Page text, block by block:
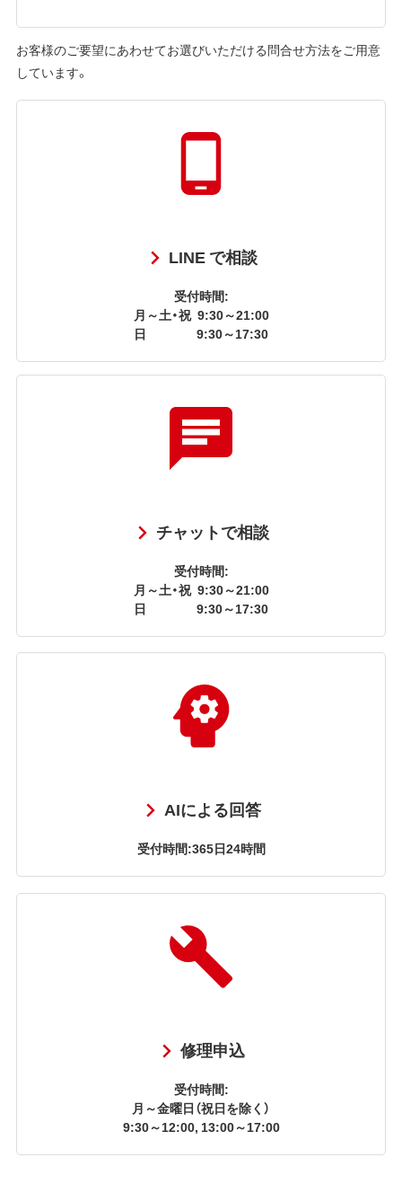
お客様のご要望にあわせてお選びいただける問合せ方法をご用意
しています。
LINE で相談
受付時間:
月～土・祝 9:30～21:00
日
9:30～17:30
チャットで相談
受付時間:
月～土・祝 9:30～21:00
日
9:30～17:30
AIによる回答
受付時間:365日24時間
修理申込
受付時間:
月～金曜日（祝日を除く）
9:30～12:00, 13:00～17:00